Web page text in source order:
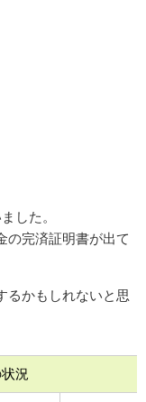
した。
の完済証明書が出て
るかもしれないと思
況